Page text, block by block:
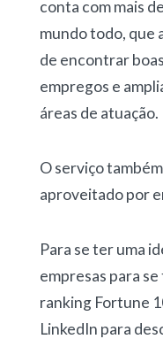
conta com mais
mundo todo, que
de encontrar
empregos e
áreas de atuação.
O serviço
aproveitado por
Para se ter uma
empresas para
ranking Fortune
LinkedIn para